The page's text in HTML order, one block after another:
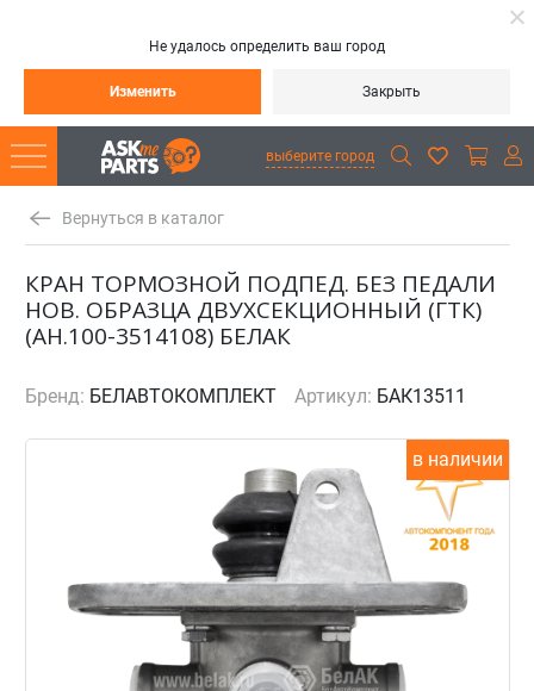
Не удалось определить ваш город
Изменить Закрыть
выберите город
Вернуться в каталог
КРАН ТОРМОЗНОЙ ПОДПЕД. БЕЗ ПЕДАЛИ
НОВ. ОБРАЗЦА ДВУХСЕКЦИОННЫЙ (ГТК)
(АН.100-3514108) БЕЛАК
Бренд: БЕЛАВТОКОМПЛЕКТ Артикул: БАК13511
в наличии